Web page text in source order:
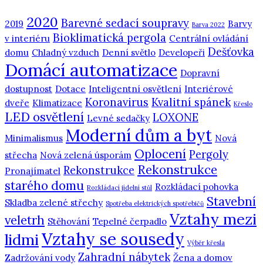
2019 2020 Barevné sedací soupravy Barva 2022 Barvy
v interiéru Bioklimatická pergola Centrální ovládání
domu Chladný vzduch Denní světlo Developeři Dešťovka
Domácí automatizace Dopravní
dostupnost Dotace Inteligentní osvětlení Interiérové
dveře Klimatizace Koronavirus Kvalitní spánek Křeslo
LED osvětlení Levné sedačky LOXONE
Minimalismus Moderní dům a byt Nová
střecha Nová zelená úsporám Oplocení Pergoly
Pronajímatel Rekonstrukce Rekonstrukce
starého domu Rozkládací jídelní stůl Rozkládací pohovka
Skladba zelené střechy Spotřeba elektrických spotřebičů Stavební
veletrh Stěhování Tepelné čerpadlo Vztahy mezi
lidmiVztahy se sousedy Výběr křesla
Zadržování vody Zahradní nábytek Žena a domov